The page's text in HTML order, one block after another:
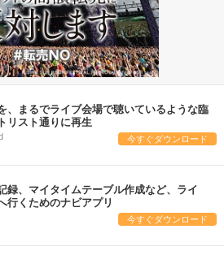
、まるでライブ会場で聴いているような臨
リスト通りに再生
今すぐダウンロード
録、マイタイムテーブル作成など、ライ
行くためのナビアプリ
今すぐダウンロード